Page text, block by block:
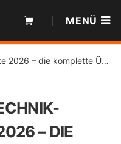
MENÜ
Übersicht für Berliner Konferenzen
– DIE